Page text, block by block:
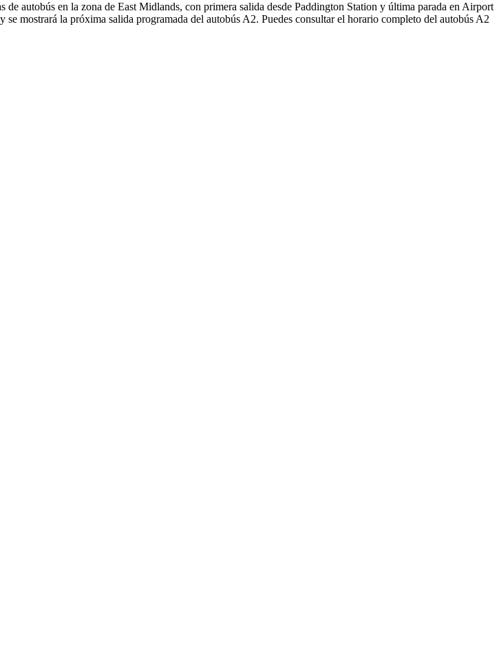
autobús en la zona de East Midlands, con primera salida desde Paddington Station y última parada en Airport
mostrará la próxima salida programada del autobús A2. Puedes consultar el horario completo del autobús A2